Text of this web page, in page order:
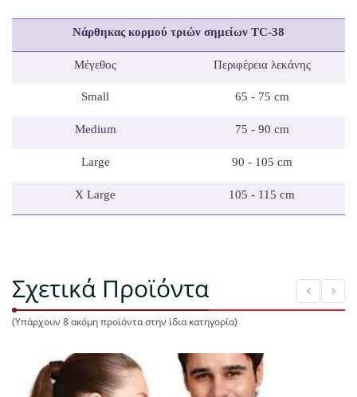
Νάρθηκας κορμού τριών σημείων TC-38
Μέγεθος Περιφέρεια λεκάνης
Small 65 - 75 cm
Medium 75 - 90 cm
Large 90 - 105 cm
X Large 105 - 115 cm
Σχετικά Προϊόντα
(Υπάρχουν 8 ακόμη προϊόντα στην ίδια κατηγορία)